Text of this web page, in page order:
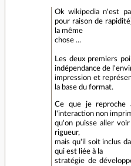
Ok wikipedia n'est
pour raison de
la même
chose ...
Les deux premiers
indépendance de
impression et
la base du format.
Ce que je reproche
l'interaction non
qu'on puisse aller
rigueur,
mais qu'il soit inclus
qui est liée à la
stratégie de